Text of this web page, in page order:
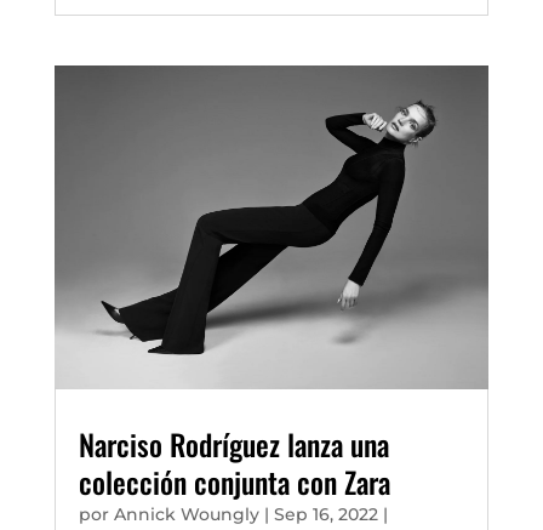
Narciso Rodríguez lanza una
colección conjunta con Zara
por Annick Woungly| Sep 16, 2022|